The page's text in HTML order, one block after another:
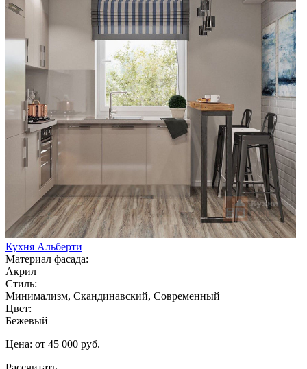
Кухня Альберти
Материал фасада:
Акрил
Стиль:
Минимализм, Скандинавский, Современный
Цвет:
Бежевый
Цена: от 45 000 руб.